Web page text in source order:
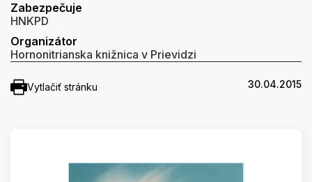
Zabezpečuje
HNKPD
Organizátor
Hornonitrianska knižnica v Prievidzi
Vytlačiť stránku 30.04.2015